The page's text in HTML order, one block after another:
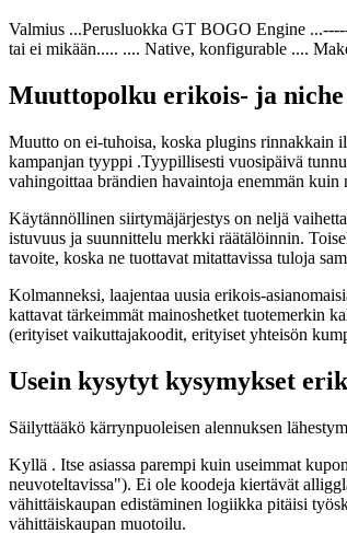
Valmius ...Perusluokka GT BOGO Engine
tai ei mikään..... .... Native, konfigurable ....
Muuttopolku erikois- ja
Muutto on ei-tuhoisa, koska plugins rinnakkain
kampanjan tyyppi .Tyypillisesti vuosipäivä
vahingoittaa brändien havaintoja enemmän kuin
Käytännöllinen siirtymäjärjestys on neljä
istuvuus ja suunnittelu merkki räätälöinnin.
tavoite, koska ne tuottavat mitattavissa tuloja
Kolmanneksi, laajentaa uusia erikois-
kattavat tärkeimmät mainoshetket tuotemerkin
(erityiset vaikuttajakoodit, erityiset yhteisön
Usein kysytyt kysymykset
Säilyttääkö kärrynpuoleisen alennuksen
Kyllä . Itse asiassa parempi kuin useimmat
neuvoteltavissa"). Ei ole koodeja kiertävät
vähittäiskaupan edistäminen logiikka pitäisi
vähittäiskaupan muotoilu.